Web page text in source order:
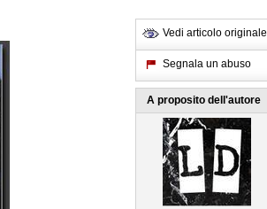
Vedi articolo originale
Segnala un abuso
A proposito dell'autore